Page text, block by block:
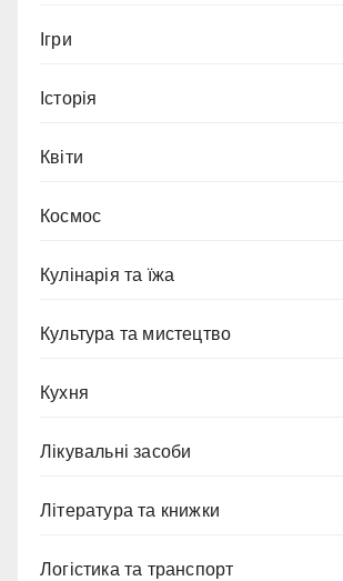
Ігри
Історія
Квіти
Космос
Кулінарія та їжа
Культура та мистецтво
Кухня
Лікувальні засоби
Література та книжки
Логістика та транспорт